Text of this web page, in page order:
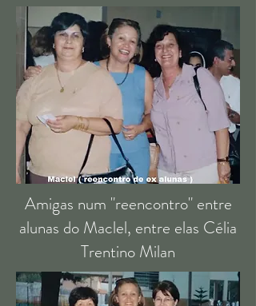
Amigas num "reencontro" entre
alunas do Maclel, entre elas Célia
Trentino Milan